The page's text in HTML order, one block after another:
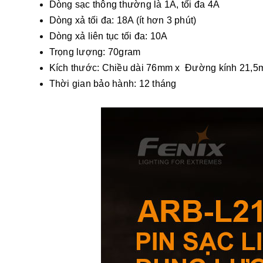
Dòng sạc thông thường là 1A, tối đa 4A
Dòng xả tối đa: 18A (ít hơn 3 phút)
Dòng xả liên tục tối đa: 10A
Trọng lượng: 70gram
Kích thước: Chiều dài 76mm x Đường kính
Thời gian bảo hành: 12 tháng